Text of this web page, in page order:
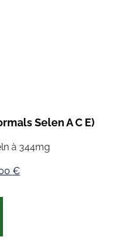
Selen A C E)
à 344mg
€